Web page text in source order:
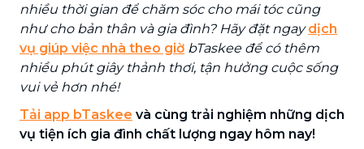
nhiều thời gian để chăm sóc cho mái tóc cũng
như cho bản thân và gia đình? Hãy đặt ngaydịch
vụ giúp việc nhà theo giờ bTaskee để có thêm
nhiều phút giây thảnh thơi, tận hưởng cuộc sống
vui vẻ hơn nhé!
Tải app bTaskee và cùng trải nghiệm những dịch
vụ tiện ích gia đình chất lượng ngay hôm nay!